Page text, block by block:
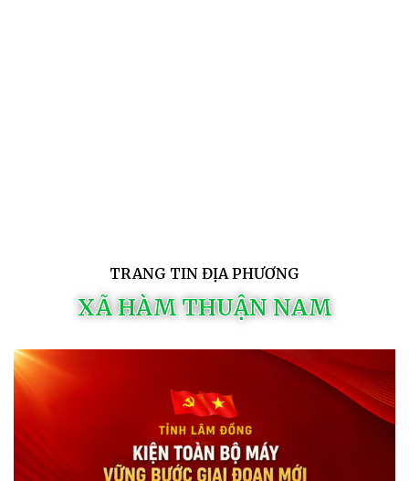
TRANG TIN ĐỊA PHƯƠNG
XÃ HÀM THUẬN NAM